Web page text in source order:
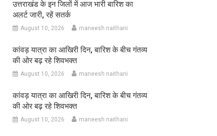
उत्तराखंड के इन जिलों में आज भारी बारिश का
अलर्ट जारी, रहें सतर्क
August 10, 2026 maneesh naithani
कांवड़ यात्रा का आखिरी दिन, बारिश के बीच गंतव्य
की ओर बढ़ रहे शिवभक्त
August 10, 2026 maneesh naithani
कांवड़ यात्रा का आखिरी दिन, बारिश के बीच गंतव्य
की ओर बढ़ रहे शिवभक्त
August 10, 2026 maneesh naithani